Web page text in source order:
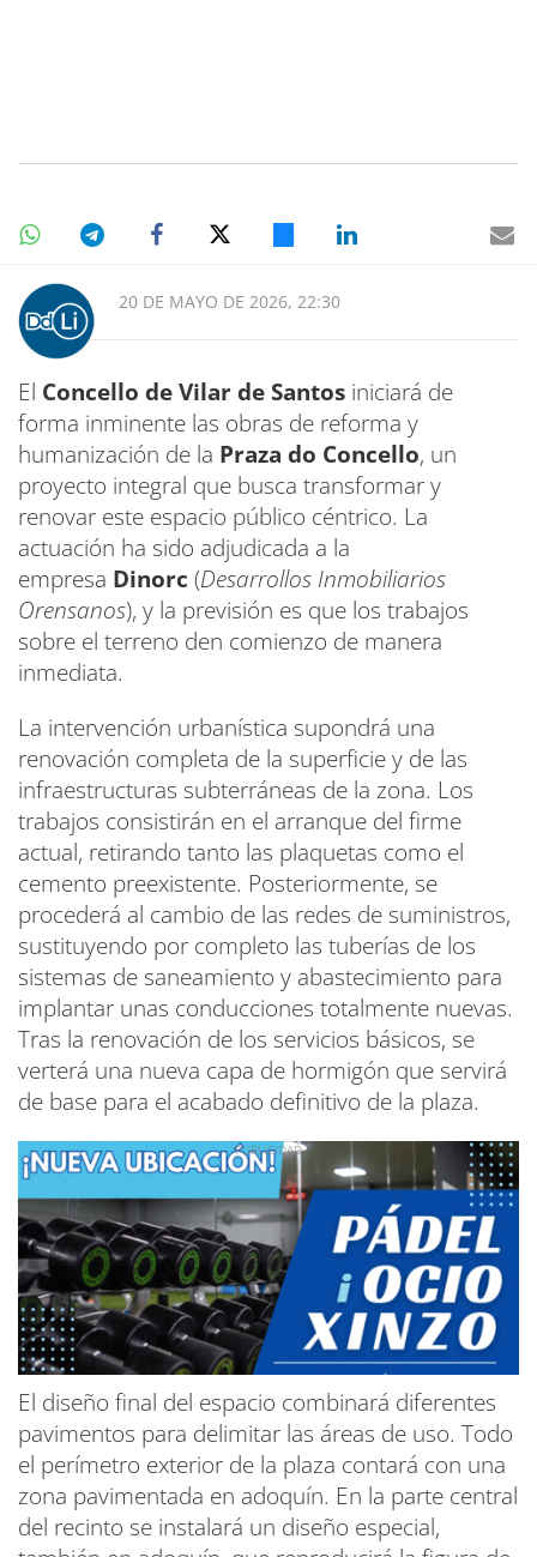
20 DE MAYO DE 2026, 22:30
El Concello de Vilar de Santos iniciará de
forma inminente las obras de reforma y
humanización de la Praza do Concello, un
proyecto integral que busca transformar y
renovar este espacio público céntrico. La
actuación ha sido adjudicada a la
empresa Dinorc (Desarrollos Inmobiliarios
Orensanos), y la previsión es que los trabajos
sobre el terreno den comienzo de manera
inmediata.
La intervención urbanística supondrá una
renovación completa de la superficie y de las
infraestructuras subterráneas de la zona. Los
trabajos consistirán en el arranque del firme
actual, retirando tanto las plaquetas como el
cemento preexistente. Posteriormente, se
procederá al cambio de las redes de suministros,
sustituyendo por completo las tuberías de los
sistemas de saneamiento y abastecimiento para
implantar unas conducciones totalmente nuevas.
Tras la renovación de los servicios básicos, se
verterá una nueva capa de hormigón que servirá
de base para el acabado definitivo de la plaza.
El diseño final del espacio combinará diferentes
pavimentos para delimitar las áreas de uso. Todo
el perímetro exterior de la plaza contará con una
zona pavimentada en adoquín. En la parte central
del recinto se instalará un diseño especial,